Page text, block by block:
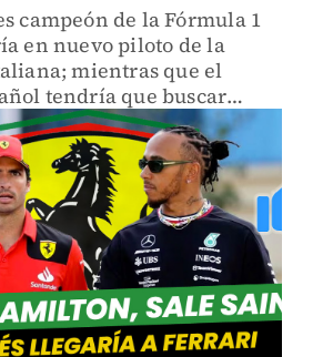
campeón de la Fórmula 1
en nuevo piloto de la
mientras que el
tendría que buscar